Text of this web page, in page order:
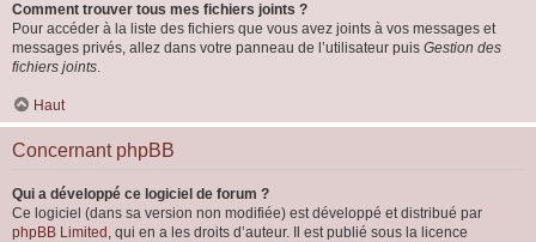
Comment trouver tous mes fichiers joints ?
Pour accéder à la liste des fichiers que vous avez joints à vos messages et
messages privés, allez dans votre panneau de l’utilisateur puis Gestion des
fichiers joints.
Haut
Concernant phpBB
Qui a développé ce logiciel de forum ?
Ce logiciel (dans sa version non modifiée) est développé et distribué par
phpBB Limited , qui en a les droits d’auteur. Il est publié sous la licence